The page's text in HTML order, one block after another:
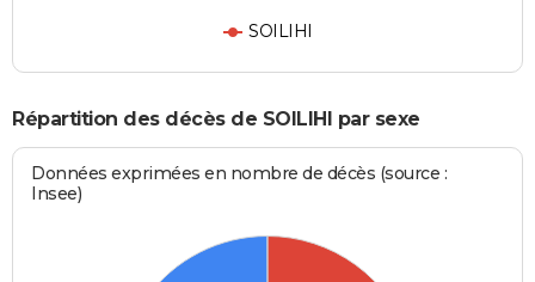
SOILIHI
Répartition des décès de SOILIHI par sexe
Données exprimées en nombre de décès (source :
Insee)